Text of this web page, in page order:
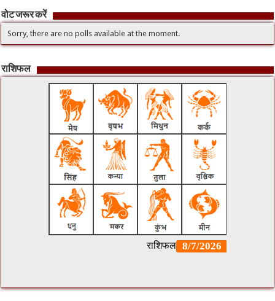
वोट जरूर करें
Sorry, there are no polls available at the moment.
राशिफल